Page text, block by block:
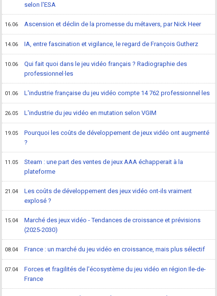
selon l'ESA
16.06 Ascension et déclin de la promesse du métavers, par Nick Heer
14.06 IA, entre fascination et vigilance, le regard de François Gutherz
10.06
Qui fait quoi dans le jeu vidéo français ? Radiographie des
professionnel·les
01.06 L'industrie française du jeu vidéo compte 14 762 professionnel·les
26.05 L'industrie du jeu vidéo en mutation selon VGIM
19.05
Pourquoi les coûts de développement de jeux vidéo ont augmenté
?
11.05
Steam : une part des ventes de jeux AAA échapperait à la
plateforme
21.04
Les coûts de développement des jeux vidéo ont-ils vraiment
explosé ?
15.04
Marché des jeux vidéo - Tendances de croissance et prévisions
(2025-2030)
08.04 France : un marché du jeu vidéo en croissance, mais plus sélectif
07.04
Forces et fragilités de l'écosystème du jeu vidéo en région Ile-de-
France